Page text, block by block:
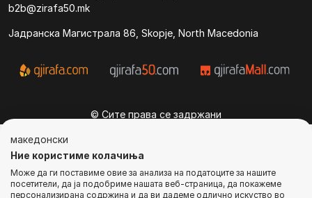
b2b@zirafa50.mk
Jадранска Магистрала 86, Skopje, North Macedonia
© Сите права се задржани
македонски
Ние користиме колачиња
Може да ги поставиме овие за анализа на податоците за нашите
посетители, да ја подобриме нашата веб-страница, да покажеме
персонализирана содржина и да ви дадеме одлично искуство во